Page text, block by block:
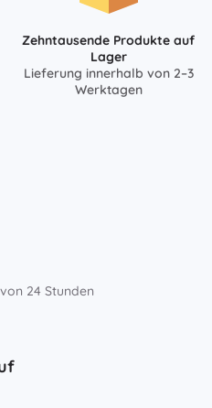
Zehntausende Produkte auf
Lager
Lieferung innerhalb von 2–3
Werktagen
24 Stunden